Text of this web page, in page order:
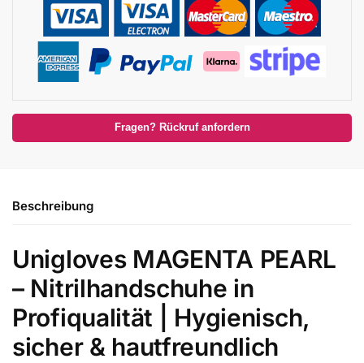
Fragen? Rückruf anfordern
Beschreibung
Unigloves MAGENTA PEARL
– Nitrilhandschuhe in
Profiqualität | Hygienisch,
sicher & hautfreundlich